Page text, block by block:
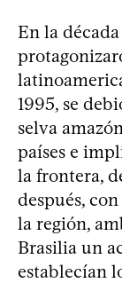
En la
1995, se
selva
países e
la frontera,
después,
la región,
Brasilia un
establecían